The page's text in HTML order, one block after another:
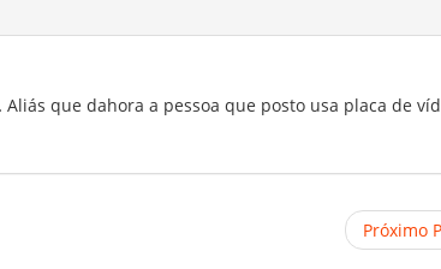
que dahora a pessoa que posto usa placa de
Próximo